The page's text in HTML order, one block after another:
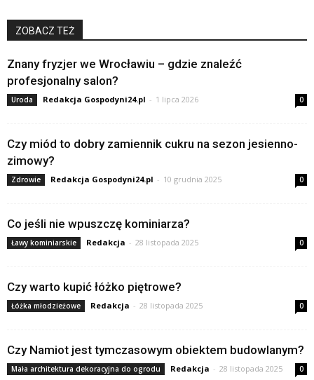
ZOBACZ TEŻ
Znany fryzjer we Wrocławiu – gdzie znaleźć
profesjonalny salon?
Uroda Redakcja Gospodyni24.pl - 1 lipca 2026 0
Czy miód to dobry zamiennik cukru na sezon jesienno-
zimowy?
Zdrowie Redakcja Gospodyni24.pl - 10 grudnia 2025 0
Co jeśli nie wpuszczę kominiarza?
Ławy kominiarskie Redakcja - 28 listopada 2025 0
Czy warto kupić łóżko piętrowe?
Łóżka młodzieżowe Redakcja - 28 listopada 2025 0
Czy Namiot jest tymczasowym obiektem budowlanym?
Mała architektura dekoracyjna do ogrodu Redakcja - 28 listopada 2025 0